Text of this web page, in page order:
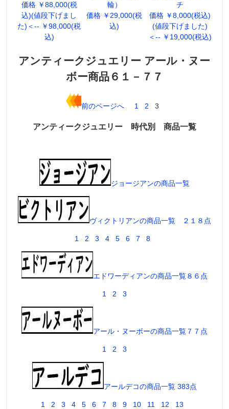
価格 ￥88,000(税
込)(値段下げまし
た)＜-- ￥98,000(税
込)
輪）
価格 ￥29,000(税
込)
チ
価格 ￥8,000(税込)
(値段下げました)
＜-- ￥19,000(税込)
アンティークジュエリー アール・ヌー
ボー商品６１－７７
前のページへ 1 2 3
アンティークジュエリー 時代別 商品一覧
ジョージアンの商品一覧
ヴィクトリアンの商品一覧 ２１８点
1 2 3 4 5 6 7 8
エドワーディアンの商品一覧８６点
1 2 3
アール・ヌーボーの商品一覧７７点
1 2 3
アールデコの商品一覧 383点
1 2 3 4 5 6 7 8 9 10 11 12 13